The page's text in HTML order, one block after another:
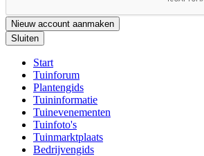
Nieuw account aanmaken
Sluiten
Start
Tuinforum
Plantengids
Tuininformatie
Tuinevenementen
Tuinfoto's
Tuinmarktplaats
Bedrijvengids